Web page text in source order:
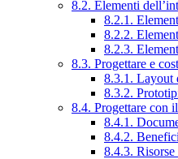
8.2. Elementi
8.2.1.
8.2.2.
8.2.3.
8.3. Progettare e
8.3.1. Layout
8.3.2.
8.4. Progettare con
8.4.1.
8.4.2.
8.4.3. Risorse